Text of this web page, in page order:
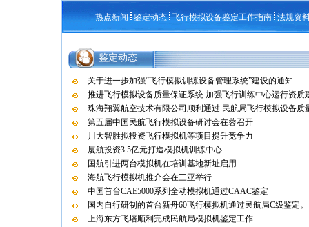
热点新闻 鉴定动态 飞行模拟设备鉴定工作指南 法规资
鉴定动态
关于进一步加强“飞行模拟训练设备管理系统”建设的通知
推进飞行模拟设备质量保证系统 加强飞行训练中心运行资质
珠海翔翼航空技术有限公司顺利通过 民航局飞行模拟设备质
第五届中国民航飞行模拟设备研讨会在蓉召开
川大智胜拟投资飞行模拟机等项目提升竞争力
厦航投资3.5亿元打造模拟机训练中心
国航引进两台模拟机在培训基地新址启用
海航飞行模拟机推介会在三亚举行
中国首台CAE5000系列全动模拟机通过CAAC鉴定
国内自行研制的首台新舟60飞行模拟机通过民航局C级鉴定。
上海东方飞培顺利完成民航局模拟机鉴定工作